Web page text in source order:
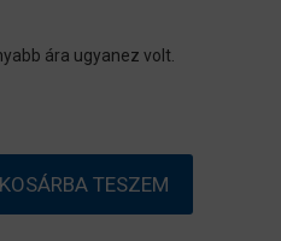
ára ugyanez volt.
KOSÁRBA TESZEM